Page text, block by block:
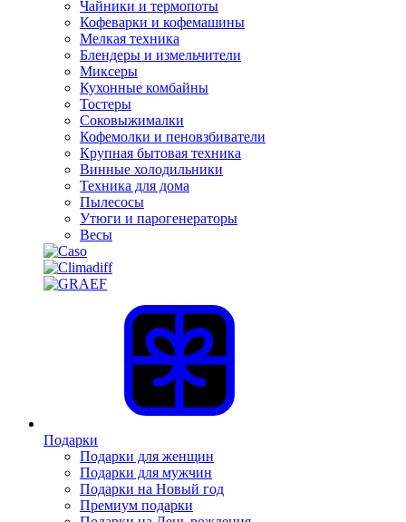
Чайники и термопоты
Кофеварки и кофемашины
Мелкая техника
Блендеры и измельчители
Миксеры
Кухонные комбайны
Тостеры
Соковыжималки
Кофемолки и пеновзбиватели
Крупная бытовая техника
Винные холодильники
Техника для дома
Пылесосы
Утюги и парогенераторы
Весы
Подарки
Подарки для женщин
Подарки для мужчин
Подарки на Новый год
Премиум подарки